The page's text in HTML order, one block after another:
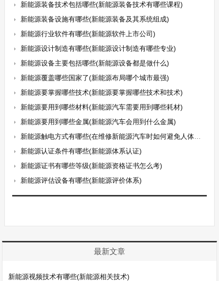
新能源装备技术包括哪些(新能源装备技术有哪些课程)
新能源装备设施有哪些(新能源装备及其系统组成)
新能源行业软件有哪些(新能源软件上市公司)
新能源设计制造有哪些(新能源设计制造有哪些专业)
新能源设备主要包括哪些(新能源设备都是做什么)
新能源覆盖哪些国家了(新能源布局哪个城市最强)
新能源要掌握哪些技术(新能源要掌握哪些技术和技术)
新能源要用到哪些材料(新能源汽车需要用到哪些耗材)
新能源要用到哪些金属(新能源汽车会用到什么金属)
新能源触电方式有哪些(在维修新能源汽车时如何避免人体受到电击呢)
新能源认证条件有哪些(新能源体系认证)
新能源证书有哪些等级(新能源资格证书怎么考)
新能源评估设备有哪些(新能源评价体系)
最新文章
新能源视频技术有哪些(新能源相关技术)